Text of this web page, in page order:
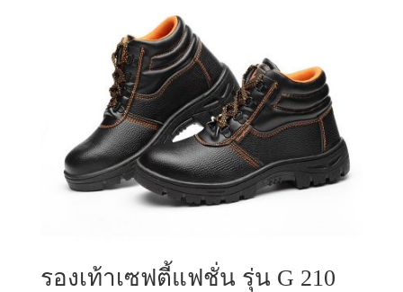
รองเท้าเซฟตี้แฟชั่น รุ่น G 210